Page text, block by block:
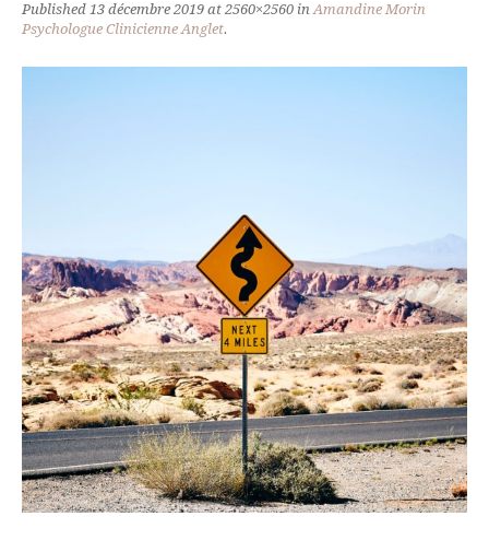
Published 13 décembre 2019 at 2560×2560 inAmandine Morin
Psychologue Clinicienne Anglet.